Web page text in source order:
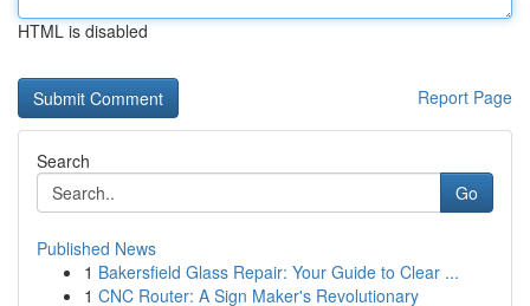
HTML is disabled
Report Page
Search
Go
Published News
1 Bakersfield Glass Repair: Your Guide to Clear ...
1 CNC Router: A Sign Maker's Revolutionary